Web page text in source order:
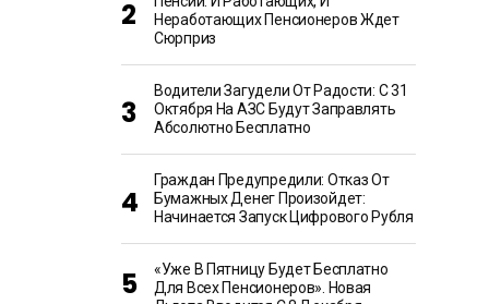
Неработающих Пенсионеров Ждет
Сюрприз
Водители Загудели От Радости: С 31
Октября На АЗС Будут Заправлять
Абсолютно Бесплатно
Граждан Предупредили: Отказ От
Бумажных Денег Произойдет:
Начинается Запуск Цифрового Рубля
«Уже В Пятницу Будет Бесплатно
Для Всех Пенсионеров». Новая